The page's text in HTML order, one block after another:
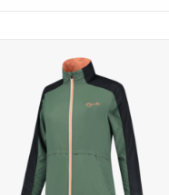
TOEVOEGEN AAN WINKELWAGEN